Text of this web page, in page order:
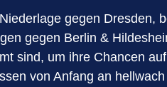
gegen Dresden,
gegen Berlin &
sind, um ihre Chancen
von Anfang an